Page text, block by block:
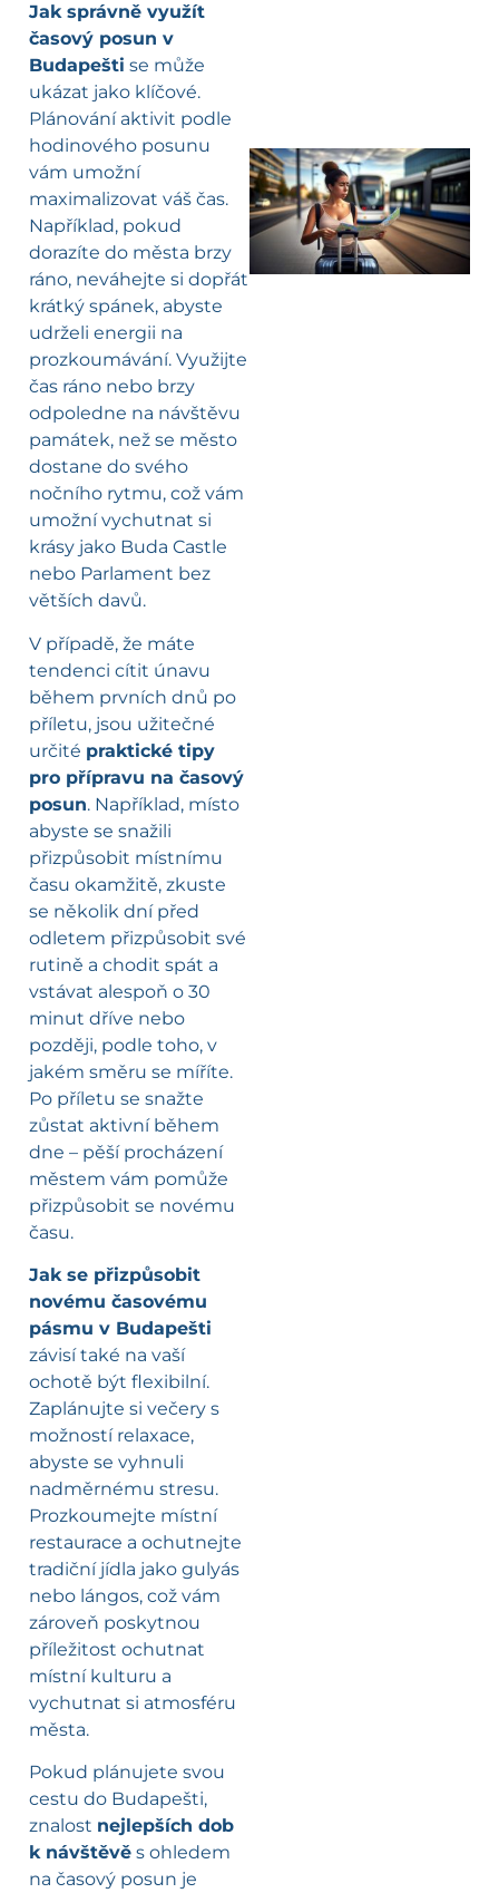
Jak správně využít
časový posun v
Budapešti se může
ukázat jako klíčové.
Plánování aktivit podle
hodinového posunu
vám umožní
maximalizovat váš čas.
Například, pokud
dorazíte do města brzy
ráno, neváhejte si dopřát
krátký spánek, abyste
udrželi energii na
prozkoumávání. Využijte
čas ráno nebo brzy
odpoledne na návštěvu
památek, než se město
dostane do svého
nočního rytmu, což vám
umožní vychutnat si
krásy jako Buda Castle
nebo Parlament bez
větších davů.
V případě, že máte
tendenci cítit únavu
během prvních dnů po
příletu, jsou užitečné
určité praktické tipy
pro přípravu na časový
posun. Například, místo
abyste se snažili
přizpůsobit místnímu
času okamžitě, zkuste
se několik dní před
odletem přizpůsobit své
rutině a chodit spát a
vstávat alespoň o 30
minut dříve nebo
později, podle toho, v
jakém směru se míříte.
Po příletu se snažte
zůstat aktivní během
dne – pěší procházení
městem vám pomůže
přizpůsobit se novému
času.
Jak se přizpůsobit
novému časovému
pásmu v Budapešti
závisí také na vaší
ochotě být flexibilní.
Zaplánujte si večery s
možností relaxace,
abyste se vyhnuli
nadměrnému stresu.
Prozkoumejte místní
restaurace a ochutnejte
tradiční jídla jako gulyás
nebo lángos, což vám
zároveň poskytnou
příležitost ochutnat
místní kulturu a
vychutnat si atmosféru
města.
Pokud plánujete svou
cestu do Budapešti,
znalost nejlepších dob
k návštěvě s ohledem
na časový posun je